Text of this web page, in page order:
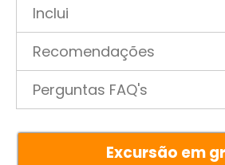
Inclui
Recomendações
Perguntas FAQ's
Excursão em